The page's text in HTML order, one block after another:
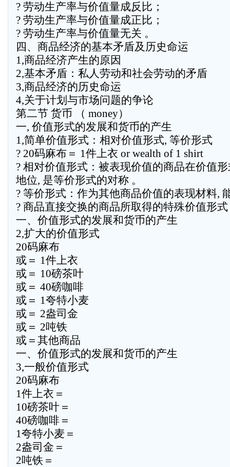
? 劳动生产率与价值量成反比；
? 劳动生产率与价值量成正比；
? 劳动生产率与价值量无关 。
四、商品经济的基本矛盾及历史命运
1,商品经济产生的原因
2,基本矛盾：私人劳动和社会劳动的矛盾
3,商品经济的历史命运
4,关于计划与市场问题的争论
第二节 货币 （ money）
一, 价值形式的发展和货币的产生
1,简单价值形式：相对价值形式, 等价形式
? 20码麻布＝ 1件上衣 or wealth of 1 shirt
? 相对价值形式：被表现价值的商品在价值
地位, 是等价形式的对称 。
? 等价形式：作为其他商品价值的表现材料,
? 商品直接交换的商品所取得的特殊价值形式
一、价值形式的发展和货币的产生
2,扩大的价值形式
20码麻布
或＝ 1件上衣
或＝ 10磅茶叶
或＝ 40磅咖啡
或＝ 1夸特小麦
或＝ 2盎司金
或＝ 2吨铁
或＝其他商品
一、价值形式的发展和货币的产生
3,一般价值形式
20码麻布
1件上衣＝
10磅茶叶＝
40磅咖啡＝
1夸特小麦＝
2盎司金＝
2吨铁＝